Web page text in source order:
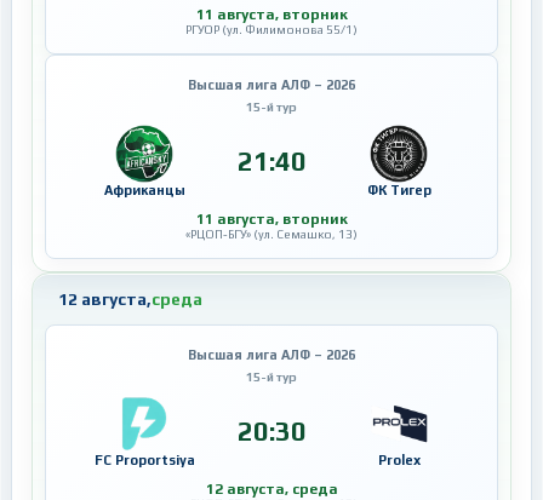
11 августа, вторник
РГУОР (ул. Филимонова 55/1)
Высшая лига АЛФ – 2026
15-й тур
Африканцы
21:40
ФК Тигер
11 августа, вторник
«РЦОП-БГУ» (ул. Семашко, 13)
12 августа,среда
Высшая лига АЛФ – 2026
15-й тур
FC Proportsiya
20:30
Prolex
12 августа, среда